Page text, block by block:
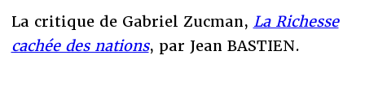
La critique de Gabriel Zucman, La Richesse
cachée des nations, par Jean BASTIEN.